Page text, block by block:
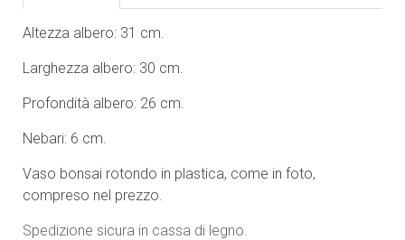
Altezza albero: 31 cm.
Larghezza albero: 30 cm.
Profondità albero: 26 cm.
Nebari: 6 cm.
Vaso bonsai rotondo in plastica, come in foto,
compreso nel prezzo.
Spedizione sicura in cassa di legno.